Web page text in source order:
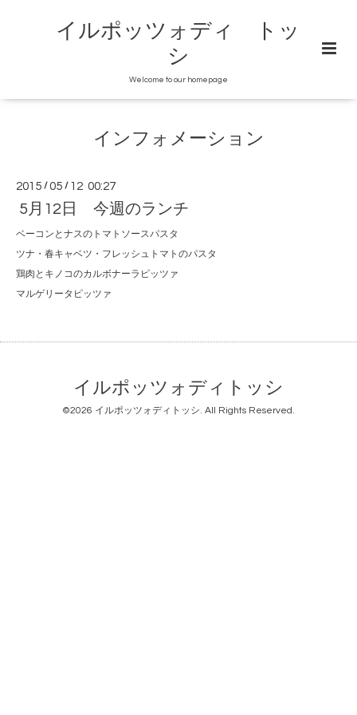
イルポッツォディ トッ
シ
Welcome to our homepage
インフォメーション
2015 /05 / 12 00:27
5月12日 今週のランチ
ベーコンとナスのトマトソースパスタ
ツナ・春キャベツ・フレッシュトマトのパスタ
鶏肉とキノコのカルボナーラピッツァ
マルゲリータピッツァ
イルポッツォディトッシ
©2026 イルポッツォディトッシ. All Rights Reserved.